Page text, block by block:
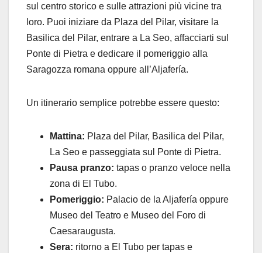
sul centro storico e sulle attrazioni più vicine tra
loro. Puoi iniziare da Plaza del Pilar, visitare la
Basilica del Pilar, entrare a La Seo, affacciarti sul
Ponte di Pietra e dedicare il pomeriggio alla
Saragozza romana oppure all’Aljafería.
Un itinerario semplice potrebbe essere questo:
Mattina: Plaza del Pilar, Basilica del Pilar,
La Seo e passeggiata sul Ponte di Pietra.
Pausa pranzo: tapas o pranzo veloce nella
zona di El Tubo.
Pomeriggio: Palacio de la Aljafería oppure
Museo del Teatro e Museo del Foro di
Caesaraugusta.
Sera: ritorno a El Tubo per tapas e